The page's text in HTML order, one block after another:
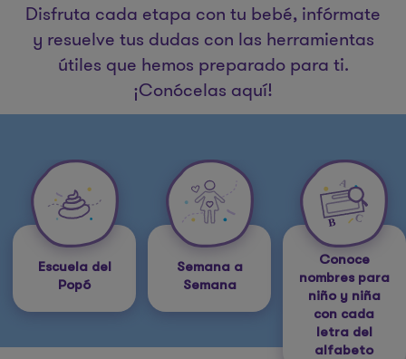
Disfruta cada etapa con tu bebé, infórmate
y resuelve tus dudas con las herramientas
útiles que hemos preparado para ti.
¡Conócelas aquí!
Escuela del
Popó
Semana a
Semana
Conoce
nombres para
niño y niña
con cada
letra del
alfabeto